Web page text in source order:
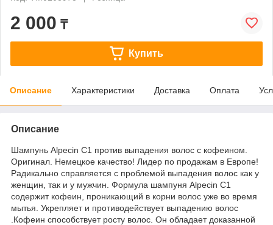
2 000 ₸
Купить
Описание Характеристики Доставка Оплата
Описание
Шампунь Аlpecin С1 против выпадения волос с кофеином.
Оригинал. Немецкое качество! Лидер по продажам в Европе!
Радикально справляется с проблемой выпадения волос как у
женщин, так и у мужчин. Формула шампуня Alpecin C1
содержит кофеин, проникающий в корни волос уже во время
мытья. Укрепляет и противодействует выпадению волос
.Кофеин способствует росту волос. Он обладает доказанной